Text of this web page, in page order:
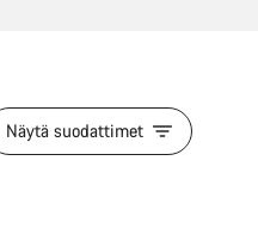
Näytä suodattimet